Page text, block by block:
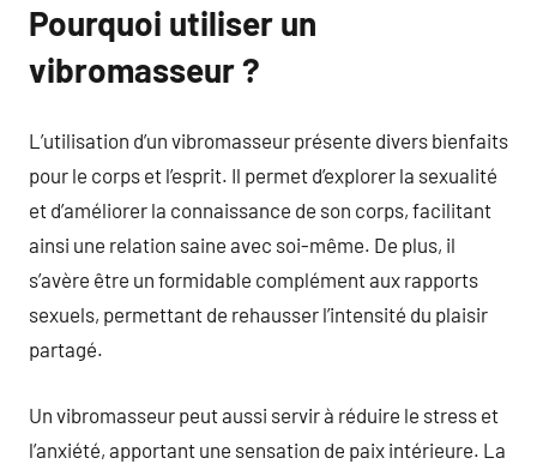
Pourquoi utiliser un
vibromasseur ?
L’utilisation d’un vibromasseur présente divers bienfaits
pour le corps et l’esprit. Il permet d’explorer la sexualité
et d’améliorer la connaissance de son corps, facilitant
ainsi une relation saine avec soi-même. De plus, il
s’avère être un formidable complément aux rapports
sexuels, permettant de rehausser l’intensité du plaisir
partagé.
Un vibromasseur peut aussi servir à réduire le stress et
l’anxiété, apportant une sensation de paix intérieure. La